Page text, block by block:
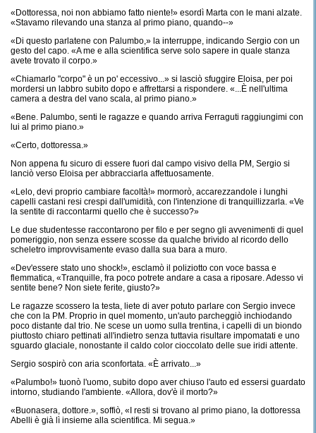
«Dottoressa, noi non abbiamo fatto niente!» esordì Marta con le mani alzate.
«Stavamo rilevando una stanza al primo piano, quando--»
«Di questo parlatene con Palumbo,» la interruppe, indicando Sergio con un
gesto del capo. «A me e alla scientifica serve solo sapere in quale stanza
avete trovato il corpo.»
«Chiamarlo "corpo" è un po' eccessivo...» si lasciò sfuggire Eloisa, per poi
mordersi un labbro subito dopo e affrettarsi a rispondere. «...È nell'ultima
camera a destra del vano scala, al primo piano.»
«Bene. Palumbo, senti le ragazze e quando arriva Ferraguti raggiungimi con
lui al primo piano.»
«Certo, dottoressa.»
Non appena fu sicuro di essere fuori dal campo visivo della PM, Sergio si
lanciò verso Eloisa per abbracciarla affettuosamente.
«Lelo, devi proprio cambiare facoltà!» mormorò, accarezzandole i lunghi
capelli castani resi crespi dall'umidità, con l'intenzione di tranquillizzarla. «Ve
la sentite di raccontarmi quello che è successo?»
Le due studentesse raccontarono per filo e per segno gli avvenimenti di quel
pomeriggio, non senza essere scosse da qualche brivido al ricordo dello
scheletro improvvisamente evaso dalla sua bara a muro.
«Dev'essere stato uno shock!», esclamò il poliziotto con voce bassa e
flemmatica, «Tranquille, fra poco potrete andare a casa a riposare. Adesso vi
sentite bene? Non siete ferite, giusto?»
Le ragazze scossero la testa, liete di aver potuto parlare con Sergio invece
che con la PM. Proprio in quel momento, un'auto parcheggiò inchiodando
poco distante dal trio. Ne scese un uomo sulla trentina, i capelli di un biondo
piuttosto chiaro pettinati all'indietro senza tuttavia risultare impomatati e uno
sguardo glaciale, nonostante il caldo color cioccolato delle sue iridi attente.
Sergio sospirò con aria sconfortata. «È arrivato...»
«Palumbo!» tuonò l'uomo, subito dopo aver chiuso l'auto ed essersi guardato
intorno, studiando l'ambiente. «Allora, dov'è il morto?»
«Buonasera, dottore.», soffiò, «I resti si trovano al primo piano, la dottoressa
Abelli è già lì insieme alla scientifica. Mi segua.»